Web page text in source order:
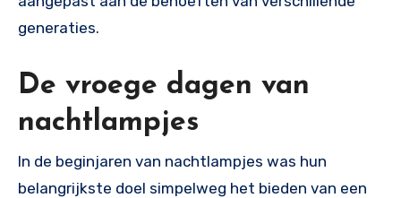
generaties.
De vroege dagen van
nachtlampjes
In de beginjaren van nachtlampjes was hun
belangrijkste doel simpelweg het bieden van een